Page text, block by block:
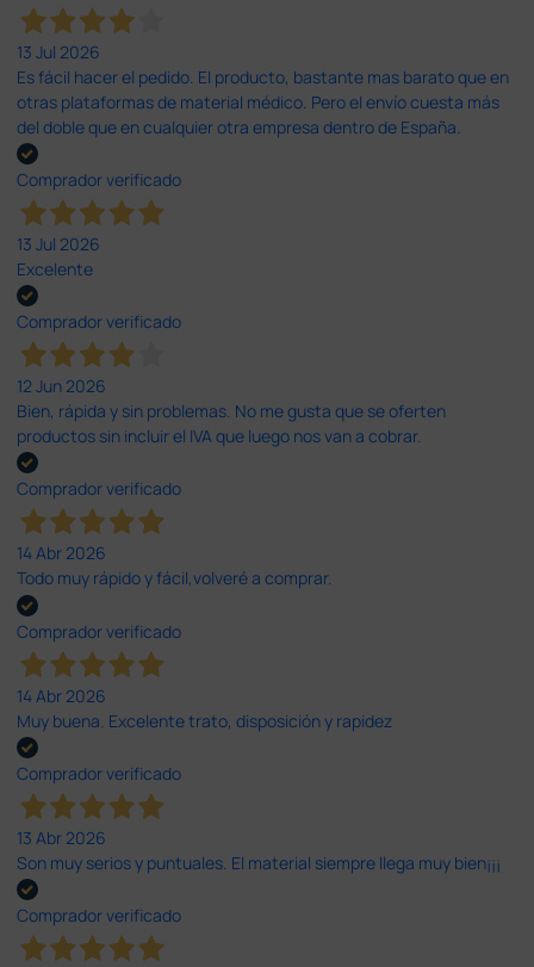
13 Jul 2026
Es fácil hacer el pedido. El producto, bastante mas barato que en
otras plataformas de material médico. Pero el envío cuesta más
del doble que en cualquier otra empresa dentro de España.
Comprador verificado
13 Jul 2026
Excelente
Comprador verificado
12 Jun 2026
Bien, rápida y sin problemas. No me gusta que se oferten
productos sin incluir el IVA que luego nos van a cobrar.
Comprador verificado
14 Abr 2026
Todo muy rápido y fácil,volveré a comprar.
Comprador verificado
14 Abr 2026
Muy buena. Excelente trato, disposición y rapidez
Comprador verificado
13 Abr 2026
Son muy serios y puntuales. El material siempre llega muy bien¡¡¡
Comprador verificado